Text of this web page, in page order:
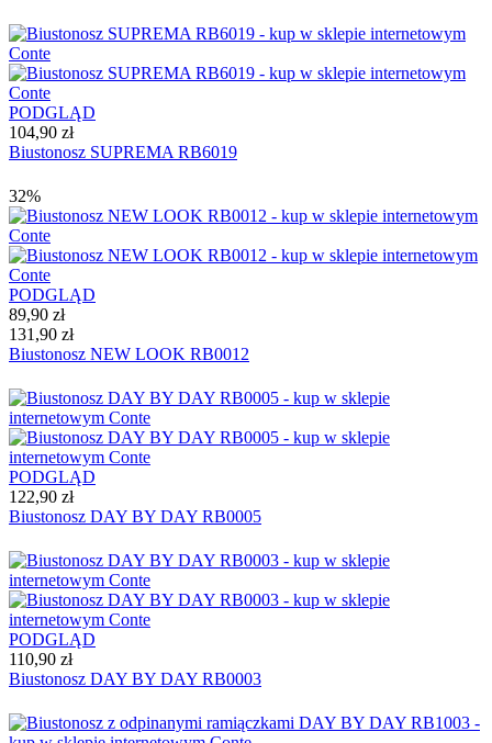
PODGLĄD
104,90 zł
Biustonosz SUPREMA RB6019
32%
PODGLĄD
89,90 zł
131,90 zł
Biustonosz NEW LOOK RB0012
PODGLĄD
122,90 zł
Biustonosz DAY BY DAY RB0005
PODGLĄD
110,90 zł
Biustonosz DAY BY DAY RB0003